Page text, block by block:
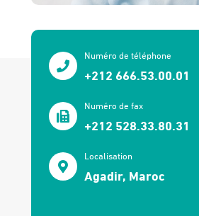
Numéro de téléphone
+212 666.53.00.01
Numéro de fax
+212 528.33.80.31
Localisation
Agadir, Maroc